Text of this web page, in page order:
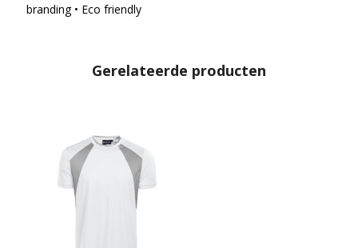
branding • Eco friendly
Gerelateerde producten